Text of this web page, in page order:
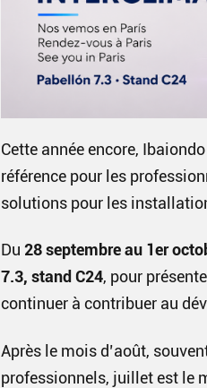
Cette année encore,
référence pour les
solutions pour les
Du 28 septembre au 1er
7.3, stand C24, pour
continuer à contribuer au
Après le mois d’août,
professionnels, juillet est le